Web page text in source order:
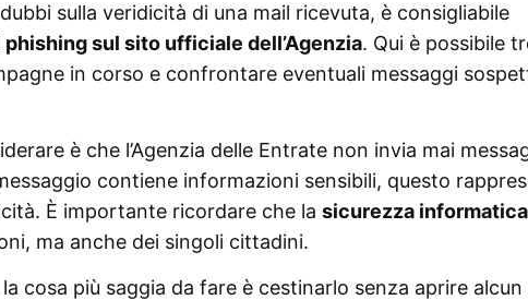
sulla veridicità di una mail ricevuta, è consigliabile
sul sito ufficiale dell’Agenzia. Qui è possibile
in corso e confrontare eventuali messaggi
è che l’Agenzia delle Entrate non invia mai
contiene informazioni sensibili, questo
È importante ricordare che la sicurezza informatica
ma anche dei singoli cittadini.
cosa più saggia da fare è cestinarlo senza aprire alcun